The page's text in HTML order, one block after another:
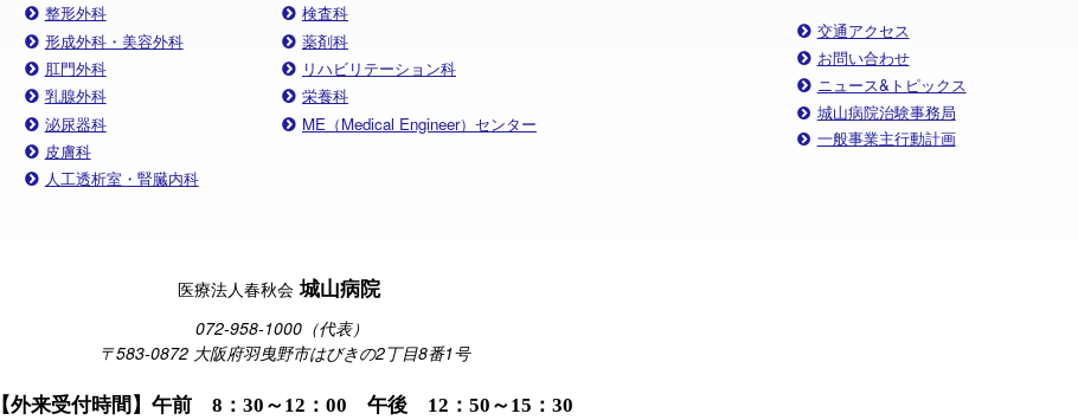
整形外科
形成外科・美容外科
肛門外科
乳腺外科
泌尿器科
皮膚科
人工透析室・腎臓内科
検査科
薬剤科
リハビリテーション科
栄養科
ME（Medical Engineer）センター
交通アクセス
お問い合わせ
ニュース&トピックス
城山病院治験事務局
一般事業主行動計画
医療法人春秋会 城山病院
072-958-1000（代表）
〒583-0872 大阪府羽曳野市はびきの2丁目8番1号
【外来受付時間】午前 8：30～12：00 午後 12：50～15：30